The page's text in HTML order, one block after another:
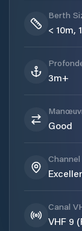
Berth
< 10m,
3m+
Good
Canal
VHF 9